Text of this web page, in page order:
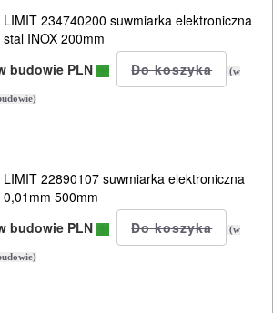
LIMIT 234740200 suwmiarka elektroniczna
stal INOX 200mm
budowie PLN
(w
LIMIT 22890107 suwmiarka elektroniczna
0,01mm 500mm
budowie PLN
(w